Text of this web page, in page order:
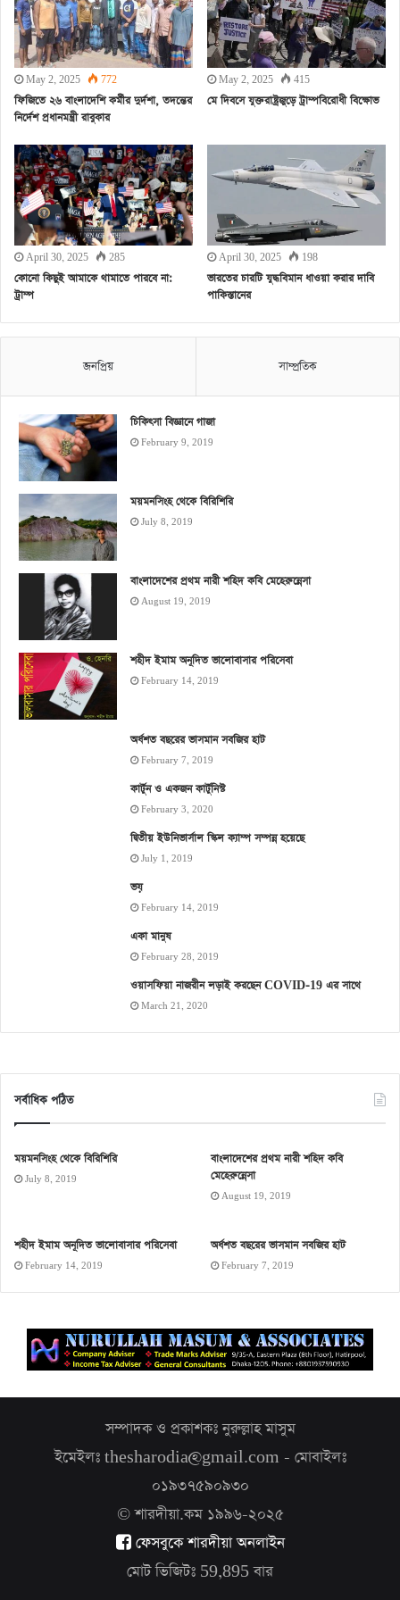
May 2, 2025 772
ফিজিতে ২৬ বাংলাদেশি কর্মীর দুর্দশা, তদন্তের
নির্দেশ প্রধানমন্ত্রী রাবুকার
May 2, 2025 415
মে দিবসে যুক্তরাষ্ট্রজুড়ে ট্রাম্পবিরোধী বিক্ষোভ
April 30, 2025 285
কোনো কিছুই আমাকে থামাতে পারবে না:
ট্রাম্প
April 30, 2025 198
ভারতের চারটি যুদ্ধবিমান ধাওয়া করার দাবি
পাকিস্তানের
জনপ্রিয় সাম্প্রতিক
চিকিৎসা বিজ্ঞানে গাজা
February 9, 2019
ময়মনসিংহ থেকে বিরিশিরি
July 8, 2019
বাংলাদেশের প্রথম নারী শহিদ কবি মেহেরুন্নেসা
August 19, 2019
শহীদ ইমাম অনূদিত ভালোবাসার পরিসেবা
February 14, 2019
অর্ধশত বছরের ভাসমান সবজির হাট
February 7, 2019
কার্টুন ও একজন কার্টুনিস্ট
February 3, 2020
দ্বিতীয় ইউনিভার্সাল স্কিল ক্যাম্প সম্পন্ন হয়েছে
July 1, 2019
ভয়
February 14, 2019
একা মানুষ
February 28, 2019
ওয়াসফিয়া নাজরীন লড়াই করছেন COVID-19 এর সাথে
March 21, 2020
সর্বাধিক পঠিত
ময়মনসিংহ থেকে বিরিশিরি
July 8, 2019
বাংলাদেশের প্রথম নারী শহিদ কবি
মেহেরুন্নেসা
August 19, 2019
শহীদ ইমাম অনূদিত ভালোবাসার পরিসেবা
February 14, 2019
অর্ধশত বছরের ভাসমান সবজির হাট
February 7, 2019
সম্পাদক ও প্রকাশকঃ নুরুল্লাহ মাসুম
ইমেইলঃ thesharodia@gmail.com - মোবাইলঃ
০১৯৩৭৫৯০৯৩০
© শারদীয়া.কম ১৯৯৬-২০২৫
ফেসবুকে শারদীয়া অনলাইন
মোট ভিজিটঃ 59,895বার